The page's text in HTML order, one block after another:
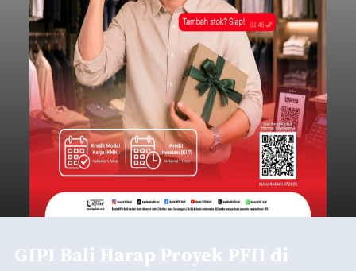
GIPI Bali Harap Proyek PFII di